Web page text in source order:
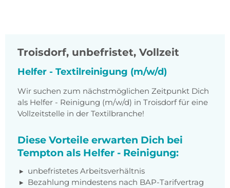
Troisdorf, unbefristet, Vollzeit
Helfer - Textilreinigung (m/w/d)
Wir suchen zum nächstmöglichen Zeitpunkt Dich
als Helfer - Reinigung (m/w/d) in Troisdorf für eine
Vollzeitstelle in der Textilbranche!
Diese Vorteile erwarten Dich bei
Tempton als Helfer - Reinigung:
unbefristetes Arbeitsverhältnis
Bezahlung mindestens nach BAP-Tarifvertrag